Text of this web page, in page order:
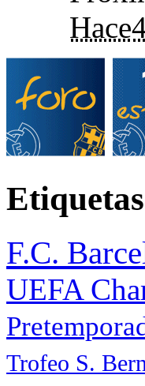
Hace
Etiquetas
F.C.
UEFA
Trofeo S.